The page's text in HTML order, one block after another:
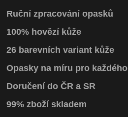
Ruční zpracování opasků
100% hovězí kůže
26 barevních variant kůže
Opasky na míru pro každého
Doručení do ČR a SR
99% zboží skladem